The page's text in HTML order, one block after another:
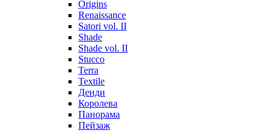
Origins
Renaissance
Satori vol. II
Shade
Shade vol. II
Stucco
Terra
Textile
Денди
Королева
Панорама
Пейзаж